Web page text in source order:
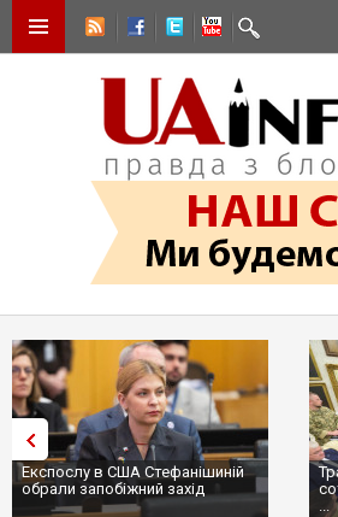
Експослу в США Стефанішиній
обрали запобіжний захід
...